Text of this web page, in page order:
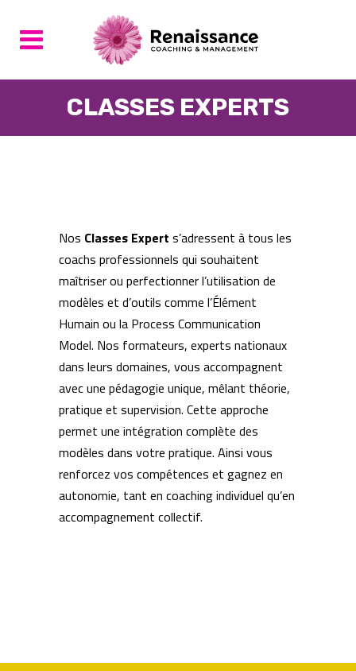
CLASSES EXPERTS
Nos Classes Expert s’adressent à tous les
coachs professionnels qui souhaitent
maîtriser ou perfectionner l’utilisation de
modèles et d’outils comme l’Élément
Humain ou la Process Communication
Model. Nos formateurs, experts nationaux
dans leurs domaines, vous accompagnent
avec une pédagogie unique, mêlant théorie,
pratique et supervision. Cette approche
permet une intégration complète des
modèles dans votre pratique. Ainsi vous
renforcez vos compétences et gagnez en
autonomie, tant en coaching individuel qu’en
accompagnement collectif.